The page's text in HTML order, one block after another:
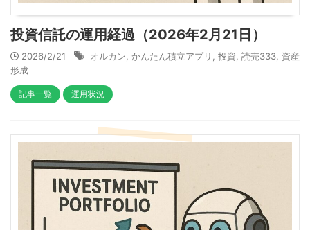
投資信託の運用経過（2026年2月21日）
2026/2/21 オルカン かんたん積立アプリ 投資 読売333 資産
形成
記事一覧 運用状況